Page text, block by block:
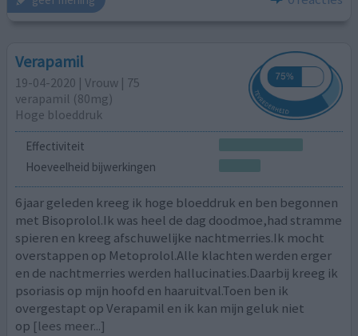
Verapamil
19-04-2020 | Vrouw | 75
verapamil (80mg)
Hoge bloeddruk
Effectiviteit
Hoeveelheid bijwerkingen
6 jaar geleden kreeg ik hoge bloeddruk en ben begonnen
met Bisoprolol.Ik was heel de dag doodmoe,had stramme
spieren en kreeg afschuwelijke nachtmerries.Ik mocht
overstappen op Metoprolol.Alle klachten werden erger
en de nachtmerries werden hallucinaties.Daarbij kreeg ik
psoriasis op mijn hoofd en haaruitval.Toen ben ik
overgestapt op Verapamil en ik kan mijn geluk niet
op [lees meer...]